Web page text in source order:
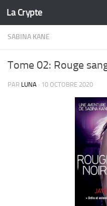
Skip to content
La Crypte
SABINA KANE
Tome 02: Rouge
PAR LUNA · 10 OCTOBRE 2020